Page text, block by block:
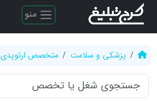
منو
پزشکی و سلامت متخصص ارتوپدی